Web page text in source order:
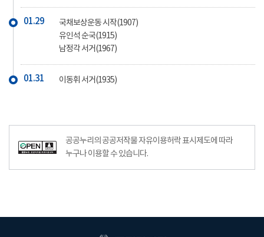
01.29
국채보상운동 시작(1907)
유인석 순국(1915)
남정각 서거(1967)
01.31 이동휘 서거(1935)
공공누리의 공공저작물 자유이용허락 표시제도에 따라
누구나 이용할 수 있습니다.